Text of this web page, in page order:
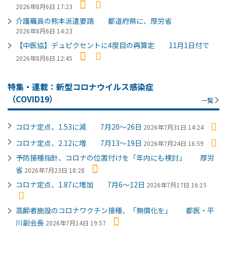
2026年8月6日 17:23
介護職員の熊本派遣要請 都道府県に、厚労省
2026年8月6日 14:23
【中医協】デュピクセントに4度目の再算定 11月1日付で
2026年8月6日 12:45
特集・連載：新型コロナウイルス感染症
（COVID19）
一覧
コロナ定点、1.53に減 7月20～26日 2026年7月31日 14:24
コロナ定点、2.12に増 7月13～19日 2026年7月24日 16:59
予防接種指針、コロナの位置付けを「年内にも検討」 厚労
省 2026年7月23日 18:28
コロナ定点、1.87に増加 7月6～12日 2026年7月17日 16:15
高齢者施設のコロナワクチン接種、「無償化を」 都医・平
川副会長 2026年7月14日 19:57